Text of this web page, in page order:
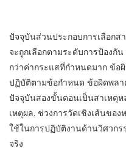
ปัจจุบันส่วนประกอบการเลือก
จะถูกเลือกตามระดับการป้องกั
กว่าค่ากระแสที่กำหนดมาก ข้อ
ปฏิบัติตามข้อกำหนด ข้อผิดพลา
ปัจจุบันสองขั้นตอนเป็นสาเหตุ
เหตุผล. ช่วงการวัดเชิงเส้นขอ
ใช้ในการปฏิบัติงานด้านวิศวกร
จริง